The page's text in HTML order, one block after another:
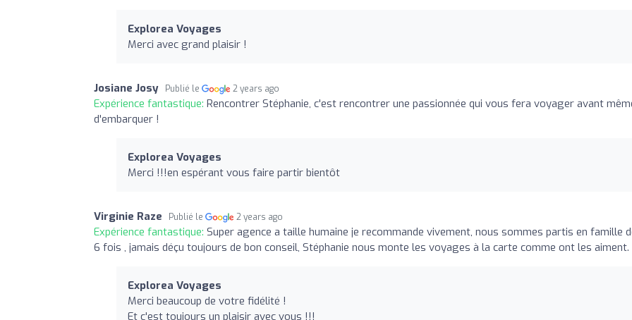
Explorea Voyages
Merci avec grand plaisir !
Josiane Josy Publié le 2 years ago
Expérience fantastique: Rencontrer Stéphanie, c'est rencontrer une passionnée qui vous fera voyager avant
d'embarquer !
Explorea Voyages
Merci !!!en espérant vous faire partir bientôt
Virginie Raze Publié le 2 years ago
Expérience fantastique: Super agence a taille humaine je recommande vivement, nous sommes partis en famille
6 fois , jamais déçu toujours de bon conseil, Stéphanie nous monte les voyages à la carte comme ont les aiment.
Explorea Voyages
Merci beaucoup de votre fidélité !
Et c'est toujours un plaisir avec vous !!!